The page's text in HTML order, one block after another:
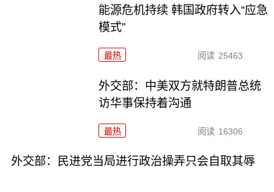
能源危机持续 韩国政府转入“应急
模式”
最热 阅读 25463
外交部：中美双方就特朗普总统
访华事保持着沟通
最热 阅读 16306
外交部：民进党当局进行政治操弄只会自取其辱